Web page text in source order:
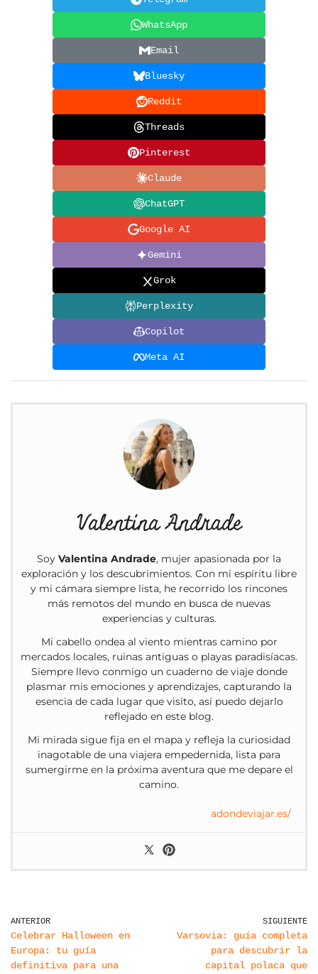
WhatsApp
Email
Bluesky
Reddit
Threads
Pinterest
Claude
ChatGPT
Google AI
Gemini
Grok
Perplexity
Copilot
Meta AI
Valentina Andrade
Soy Valentina Andrade, mujer apasionada por la
exploración y los descubrimientos. Con mi espíritu libre
y mi cámara siempre lista, he recorrido los rincones
más remotos del mundo en busca de nuevas
experiencias y culturas.
Mi cabello ondea al viento mientras camino por
mercados locales, ruinas antiguas o playas paradisíacas.
Siempre llevo conmigo un cuaderno de viaje donde
plasmar mis emociones y aprendizajes, capturando la
esencia de cada lugar que visito, así puedo dejarlo
reflejado en este blog.
Mi mirada sigue fija en el mapa y refleja la curiosidad
inagotable de una viajera empedernida, lista para
sumergirme en la próxima aventura que me depare el
camino.
adondeviajar.es/
ANTERIOR
Celebrar Halloween en
Europa: tu guía
definitiva para una
SIGUIENTE
Varsovia: guía completa
para descubrir la
capital polaca que